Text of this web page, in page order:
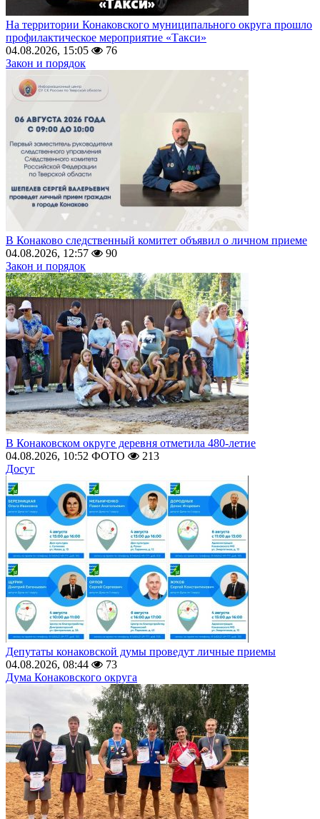
На территории Конаковского муниципального округа прошло
профилактическое мероприятие «Такси»
04.08.2026, 15:05
76
Закон и порядок
В Конаково следственный комитет объявил о личном приеме
04.08.2026, 12:57
90
Закон и порядок
В Конаковском округе деревня отметила 480-летие
04.08.2026, 10:52 ФОТО
213
Досуг
Депутаты конаковской думы проведут личные приемы
04.08.2026, 08:44
73
Дума Конаковского округа